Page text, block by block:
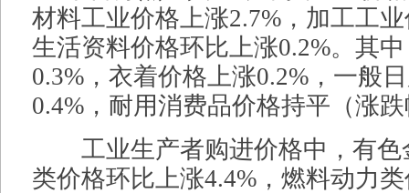
材料工业价格上涨2.7%，加工工
生活资料价格环比上涨0.2%。其
0.3%，衣着价格上涨0.2%，一般
0.4%，耐用消费品价格持平（涨
工业生产者购进价格中，有色
类价格环比上涨4.4%，燃料动力